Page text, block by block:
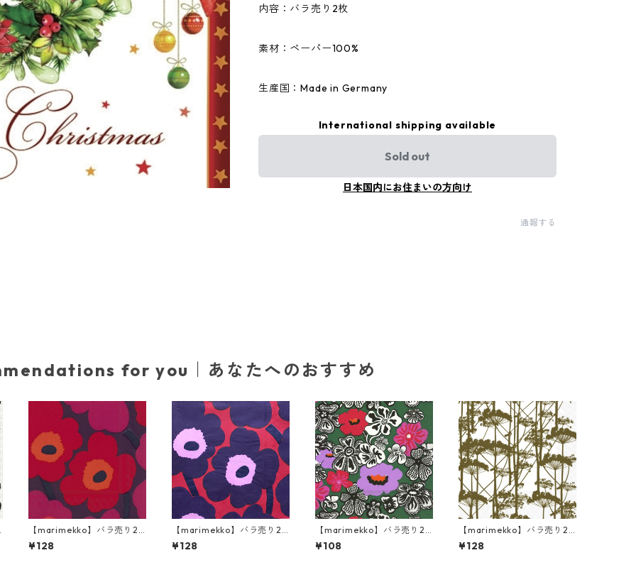
内容：バラ売り2枚
素材：ペーパー100%
生産国：Made in Germany
International shipping available
Sold out
日本国内にお住まいの方向け
通報する
for you｜あなたへのおすすめ
【marimekko】バラ売り2
枚 ランチサイズ ペーパーナ
プキン UNIKKO モーブ
¥128
【marimekko】バラ売り2
枚 ランチサイズ ペーパーナ
プキン UNIKKO レッド×ブ
¥128
【marimekko】バラ売り2
枚 カクテルサイズ ペーパー
ナプキン KAUKOKAIPUU ダ
¥108
【marimekko】バラ売り2
枚 ランチサイズ ペーパーナ
プキン PUTKINOTKO オリ
¥128